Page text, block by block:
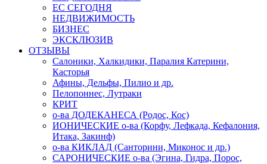
ЕС СЕГОДНЯ
НЕДВИЖИМОСТЬ
БИЗНЕС
ЭКСКЛЮЗИВ
ОТЗЫВЫ
Салоники, Халкидики, Паралия Катерини,
Касторья
Афины, Дельфы, Пилио и др.
Пелопоннес, Лутраки
КРИТ
о-ва ДОДЕКАНЕСА (Родос, Кос)
ИОНИЧЕСКИЕ о-ва (Корфу, Лефкада, Кефалония,
Итака, Закинф)
о-ва КИКЛАД (Санторини, Миконос и др.)
САРОНИЧЕСКИЕ о-ва (Эгина, Гидра, Порос,